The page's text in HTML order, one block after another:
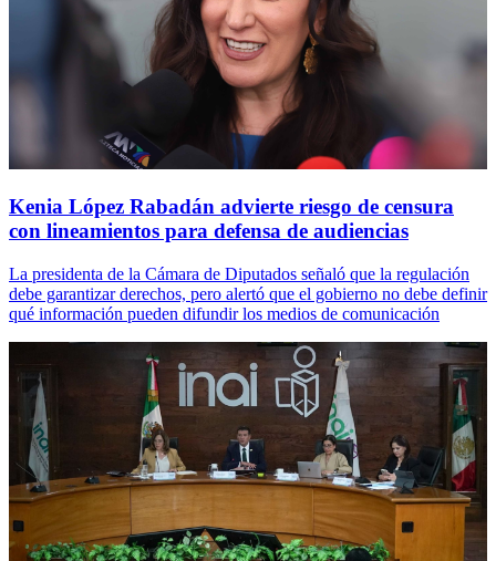
Kenia López Rabadán advierte riesgo de censura
con lineamientos para defensa de audiencias
La presidenta de la Cámara de Diputados señaló que la regulación
debe garantizar derechos, pero alertó que el gobierno no debe definir
qué información pueden difundir los medios de comunicación